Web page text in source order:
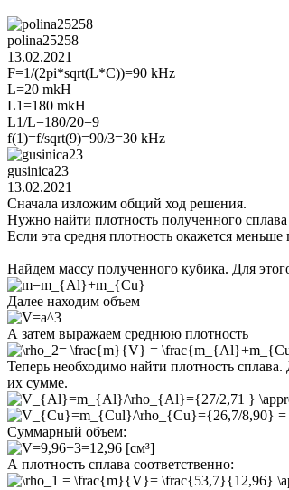
polina25258
13.02.2021
F=1/(2pi*sqrt(L*C))=90 kHz
L=20 mkH
L1=180 mkH
L1/L=180/20=9
f(1)=f/sqrt(9)=90/3=30 kHz
gusinica23
13.02.2021
Сначала изложим общий ход решения.
Нужно найти плотность полученного сплава
Если эта средня плотность окажется меньше
Найдем массу полученного кубика. Для
Далее находим объем
А затем выражаем среднюю плотность
Теперь необходимо найти плотность
их сумме.
Суммарный объем:
[см³]
А плотность сплава соответственно: